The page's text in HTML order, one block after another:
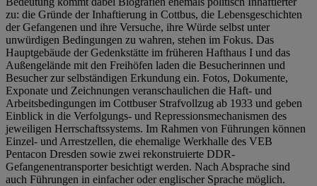
zu: die Gründe der Inhaftierung in Cottbus, die Lebensgeschichten
der Gefangenen und ihre Versuche, ihre Würde selbst unter
unwürdigen Bedingungen zu wahren, stehen im Fokus. Das
Hauptgebäude der Gedenkstätte im früheren Hafthaus I und das
Außengelände mit den Freihöfen laden die Besucherinnen und
Besucher zur selbständigen Erkundung ein. Fotos, Dokumente,
Exponate und Zeichnungen veranschaulichen die Haft- und
Arbeitsbedingungen im Cottbuser Strafvollzug ab 1933 und geben
Einblick in die Verfolgungs- und Repressionsmechanismen des
jeweiligen Herrschaftssystems. Im Rahmen von Führungen können
Einzel- und Arrestzellen, die ehemalige Werkhalle des VEB
Pentacon Dresden sowie zwei rekonstruierte DDR-
Gefangenentransporter besichtigt werden. Nach Absprache sind
auch Führungen in einfacher oder englischer Sprache möglich.